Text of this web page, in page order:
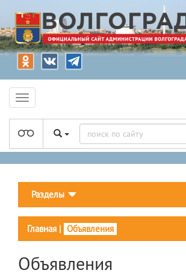
Разделы
Главная | Объявления
Объявления